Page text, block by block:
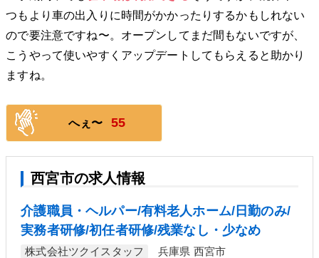
つもより車の出入りに時間がかかったりするかもしれない
ので要注意ですね〜。オープンしてまだ間もないですが、
こうやって使いやすくアップデートしてもらえると助かり
ますね。
へぇ〜 55
西宮市の求人情報
介護職員・ヘルパー/有料老人ホーム/日勤のみ/
実務者研修/初任者研修/残業なし・少なめ
株式会社ツクイスタッフ
兵庫県 西宮市